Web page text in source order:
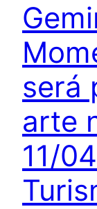
será
arte
11/